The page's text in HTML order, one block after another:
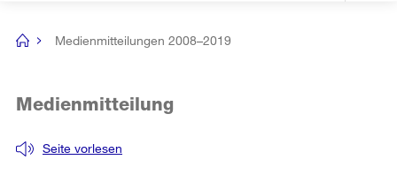
Navigation
[no
Medienmitteilungen 2008–2019
Seite vorlesen
Medienmitteilung